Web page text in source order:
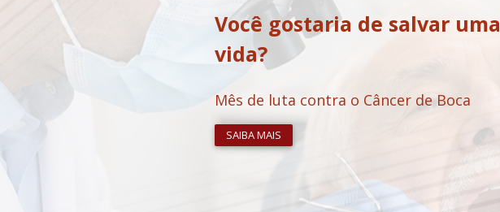
Você gostaria de salvar uma
vida?
Mês de luta contra o Câncer de Boca
SAIBA MAIS